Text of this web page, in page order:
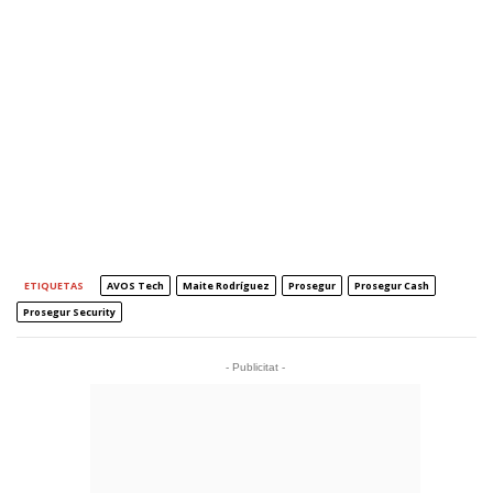
ETIQUETAS AVOS Tech Maite Rodríguez Prosegur
Prosegur Cash
Prosegur Security
- Publicitat -